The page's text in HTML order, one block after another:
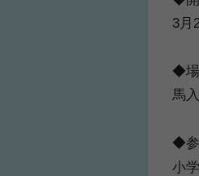
3月
◆
馬
◆
小